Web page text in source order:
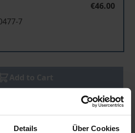
Details Über Cookies
€46.00
7